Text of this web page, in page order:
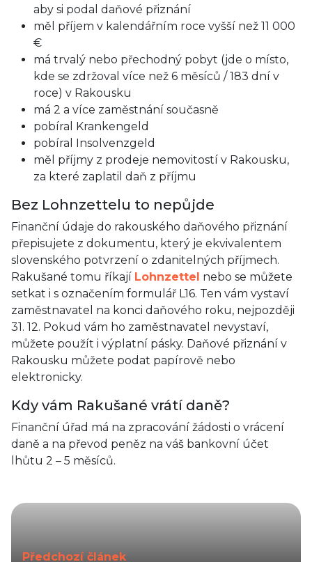
aby si podal daňové přiznání
měl příjem v kalendářním roce vyšší než 11 000
€
má trvalý nebo přechodný pobyt (jde o místo,
kde se zdržoval více než 6 měsíců / 183 dní v
roce) v Rakousku
má 2 a více zaměstnání současně
pobíral Krankengeld
pobíral Insolvenzgeld
měl příjmy z prodeje nemovitostí v Rakousku,
za které zaplatil daň z příjmu
Bez Lohnzettelu to nepůjde
Finanční údaje do rakouského daňového přiznání
přepisujete z dokumentu, který je ekvivalentem
slovenského potvrzení o zdanitelných příjmech.
Rakušané tomu říkají Lohnzettel nebo se můžete
setkat i s označením formulář L16. Ten vám vystaví
zaměstnavatel na konci daňového roku, nejpozději
31. 12. Pokud vám ho zaměstnavatel nevystaví,
můžete použít i výplatní pásky. Daňové přiznání v
Rakousku můžete podat papírově nebo
elektronicky.
Kdy vám Rakušané vrátí daně?
Finanční úřad má na zpracování žádosti o vrácení
daně a na převod peněz na váš bankovní účet
lhůtu 2 – 5 měsíců.
Předchozí článek